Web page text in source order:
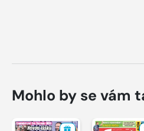
Mohlo by se vám